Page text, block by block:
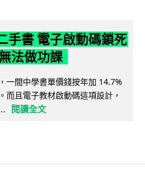
手書 電子啟動碼鎖死
法做功課
一間中學書單價錢按年加 14.7%
而且電子教材啟動碼這項設計，
閱讀全文